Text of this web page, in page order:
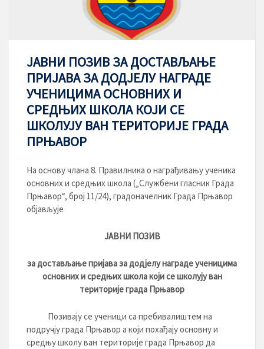
ЈАВНИ ПОЗИВ ЗА ДОСТАВЉАЊЕ
ПРИЈАВА ЗА ДОДЈЕЛУ НАГРАДЕ
УЧЕНИЦИМА ОСНОВНИХ И
СРЕДЊИХ ШКОЛА КОЈИ СЕ
ШКОЛУЈУ ВАН ТЕРИТОРИЈЕ ГРАДА
ПРЊАВОР
На основу члана 8. Правилника о награђивању ученика
основних и средњих школа („Службени гласник Града
Прњавор“, број 11/24), градоначелник Града Прњавор
објављује
ЈАВНИ ПОЗИВ
за достављањепријаваза додјелу наградеученицима
основних и средњих школа који се школују ван
територије града Прњавор
Позивају се ученици са пребивалиштем на
подручју града Прњавор а који похађају основну и
средњу школу ван територије града Прњавор да